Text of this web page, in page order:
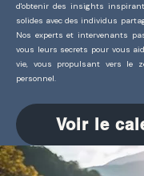
d'obtenir des insights
solides avec des individus
Nos experts et intervenants
vous leurs secrets pour vous
vie, vous propulsant vers le
personnel.
Voir le